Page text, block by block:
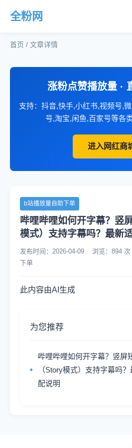
全粉网
首页 / 文章详情
涨粉点赞播放量 ·
支持：抖音,快手,小红书,视频号,
号,淘宝,闲鱼,百家号等各
进入网红商
b站播放量自助下单
哔哩哔哩如何开字幕？竖
模式）支持字幕吗？最新
发布时间：2026-04-09 浏览：894
下单
此内容由AI生成
为您推荐
哔哩哔哩如何开字幕？竖屏
（Story模式）支持字幕吗
配说明